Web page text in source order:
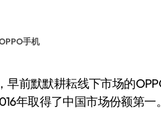
手机
年取得了中国市场份额第一。